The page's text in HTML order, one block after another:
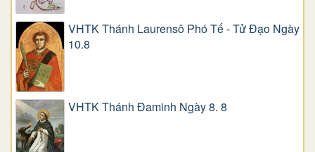
VHTK Thánh Laurensô Phó Tế - Tử Đạo Ngày
10.8
VHTK Thánh Đaminh Ngày 8. 8